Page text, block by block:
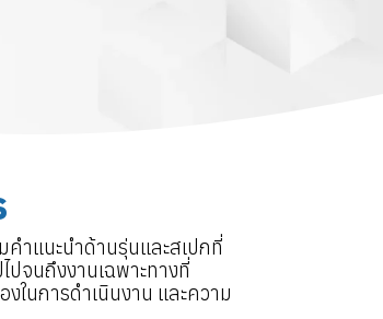
ำแนะนำด้านรุ่นและสเปกที่
จนถึงงานเฉพาะทางที่
นการดำเนินงาน และความ